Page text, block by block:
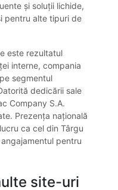
și soluții lichide,
pentru alte tipuri de
este rezultatul
interne, compania
segmentul
dedicării sale
Company S.A.
Prezența națională
ca cel din Târgu
pentru
site-uri